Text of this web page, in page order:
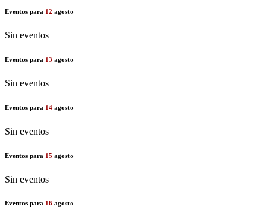
Eventos para 12 agosto
Sin eventos
Eventos para 13 agosto
Sin eventos
Eventos para 14 agosto
Sin eventos
Eventos para 15 agosto
Sin eventos
Eventos para 16 agosto